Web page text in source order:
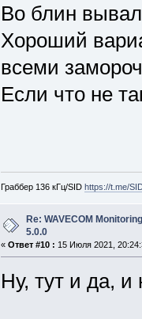
Во блин
Хороший
всеми
Если что не
Граббер 136 кГц/SID https://t.me/
Re: WAVECOM
5.0.0
« Ответ #10 : 15 Июля 2021,
Ну, тут и да, и